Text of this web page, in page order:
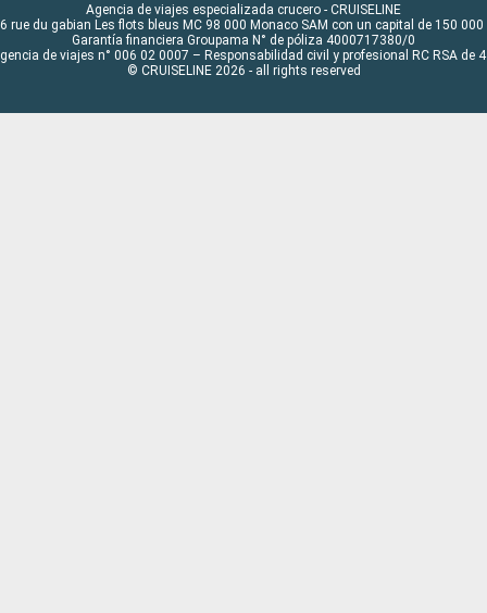
Agencia de viajes especializada crucero - CRUISELINE
rue du gabian Les flots bleus MC 98 000 Monaco SAM con un capital de 150 000
Garantía financiera Groupama N° de póliza 4000717380/0
de viajes n° 006 02 0007 – Responsabilidad civil y profesional RC RSA de
© CRUISELINE 2026 - all rights reserved